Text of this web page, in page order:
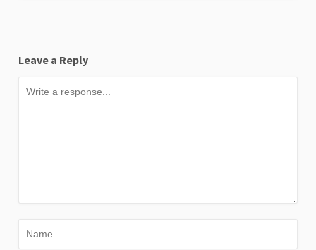
Leave a Reply